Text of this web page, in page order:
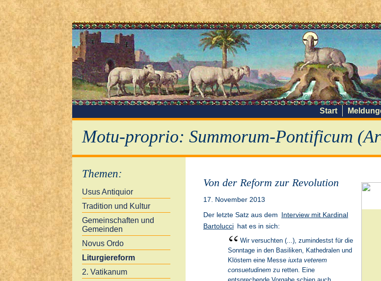
Motu-proprio: Summorum-Pontificum
Start
Themen:
Usus Antiquior
Tradition und Kultur
Gemeinschaften und
Gemeinden
Novus Ordo
Liturgiereform
2. Vatikanum
Von der Reform zur Revolution
17. November 2013
Der letzte Satz aus dem Interview mit Kardinal
Bartolucci hat es in sich:
Wir versuchten (...), zumindestst für die
Sonntage in den Basiliken, Kathedralen und
Klöstern eine Messe iuxta veterem
consuetudinem zu retten. Eine